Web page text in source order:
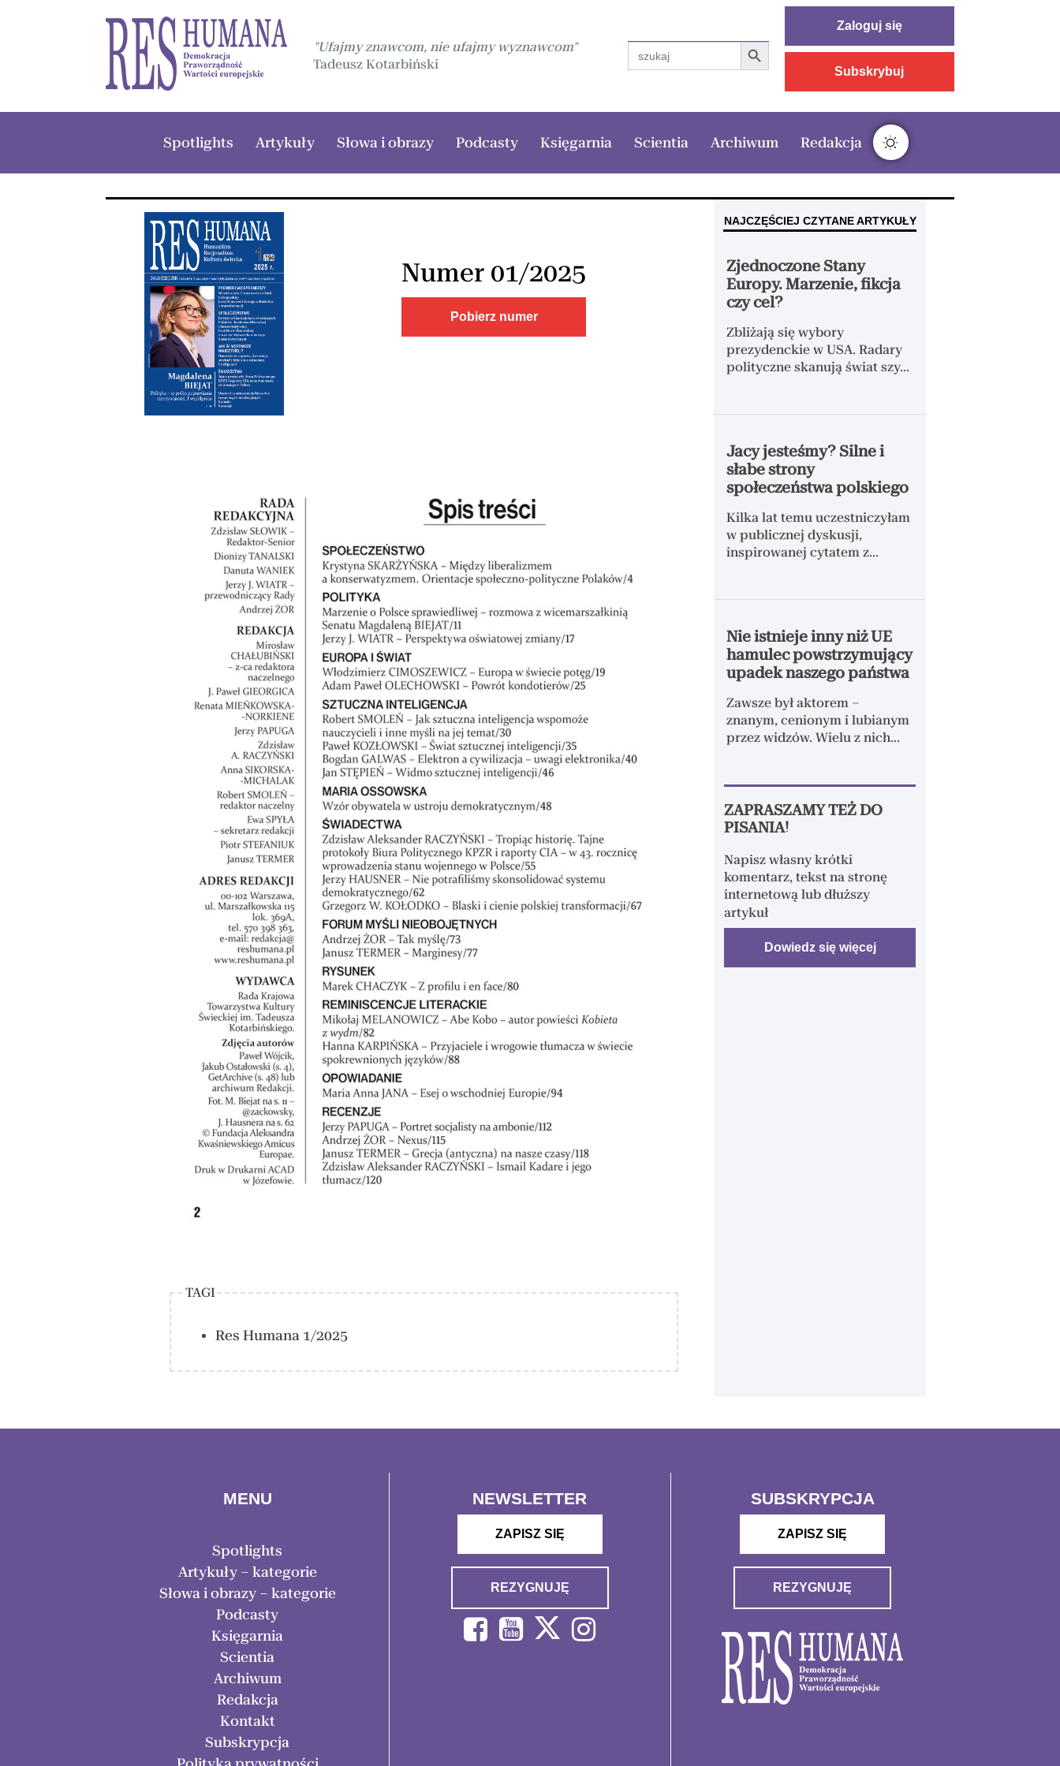
"Ufajmy znawcom, nie ufajmy wyznawcom"
Tadeusz Kotarbiński
Search
for:
Search Button
Zaloguj się
Subskrybuj
Spotlights Artykuły Słowa i obrazy Podcasty Księgarnia Scientia Archiwum Redakcja
Numer 01/2025
Pobierz numer
TAGI
Res Humana 1/2025
NAJCZĘŚCIEJ CZYTANE ARTYKUŁY
ZAPRASZAMY TEŻ DO
PISANIA!
Napisz własny krótki
komentarz, tekst na stronę
internetową lub dłuższy
artykuł
Dowiedz się więcej
MENU
Spotlights
Artykuły – kategorie
Słowa i obrazy – kategorie
Podcasty
Księgarnia
Scientia
Archiwum
Redakcja
Kontakt
Subskrypcja
NEWSLETTER
ZAPISZ SIĘ
REZYGNUJĘ
SUBSKRYPCJA
ZAPISZ SIĘ
REZYGNUJĘ